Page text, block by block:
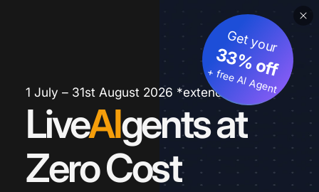
1 July – 31st August 2026 *extended
LiveAIgents at
Zero Cost
Get your
33% off
+ free AI Agent